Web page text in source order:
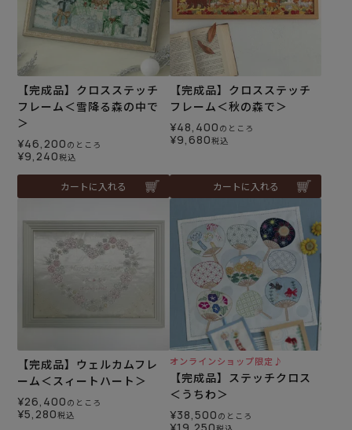
【完成品】クロスステッチ
フレーム＜雪降る森の中で
＞
¥46,200 のところ
¥9,240税込
カートに入れる
【完成品】クロスステッチ
フレーム＜秋の森で＞
¥48,400 のところ
¥9,680税込
カートに入れる
【完成品】ウェルカムフレ
ーム＜スィートハート＞
¥26,400 のところ
¥5,280税込
オンラインショップ限定♪
【完成品】ステッチクロス
＜うちわ＞
¥38,500 のところ
¥19,250